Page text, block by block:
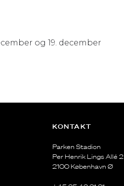
og 19. december
KONTAKT
Parken Stadion
Per Henrik Lings Allé 2
2100 København Ø